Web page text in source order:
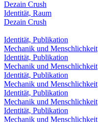
Dezain Crush
Identität, Raum
Dezain Crush
Identität, Publikation
Mechanik und Menschlichkeit
Identität, Publikation
Mechanik und Menschlichkeit
Identität, Publikation
Mechanik und Menschlichkeit
Identität, Publikation
Mechanik und Menschlichkeit
Identität, Publikation
Mechanik und Menschlichkeit